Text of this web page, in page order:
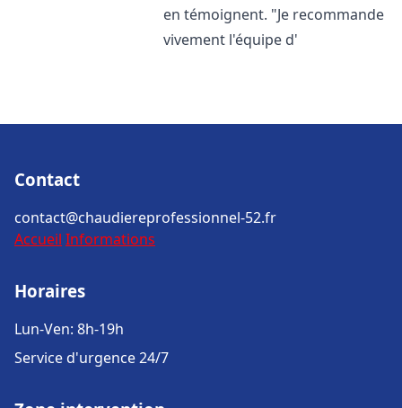
en témoignent. "Je recommande
vivement l'équipe d'
Contact
contact@chaudiereprofessionnel-52.fr
Accueil Informations
Horaires
Lun-Ven: 8h-19h
Service d'urgence 24/7